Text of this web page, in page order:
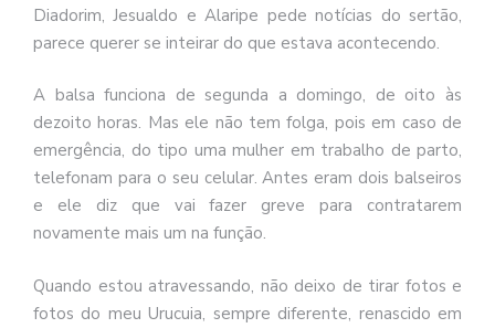
Diadorim, Jesualdo e Alaripe pede notícias do sertão,
parece querer se inteirar do que estava acontecendo.
A balsa funciona de segunda a domingo, de oito às
dezoito horas. Mas ele não tem folga, pois em caso de
emergência, do tipo uma mulher em trabalho de parto,
telefonam para o seu celular. Antes eram dois balseiros
e ele diz que vai fazer greve para contratarem
novamente mais um na função.
Quando estou atravessando, não deixo de tirar fotos e
fotos do meu Urucuia, sempre diferente, renascido em